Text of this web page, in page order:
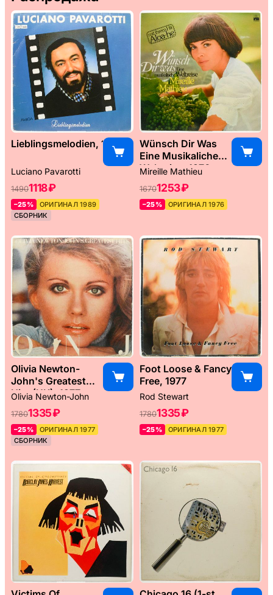
Lieblingsmelodien, 1989
Luciano Pavarotti
14901118 ₽
–25%
ОРИГИНАЛ 1989
СБОРНИК
Wünsch Dir Was
Eine Musikaliche
Weltreise, 1976
Mireille Mathieu
16701253 ₽
–25% ОРИГИНАЛ 1976
Olivia Newton-
John's Greatest
Hits (UK), 1977
Olivia Newton-John
17801335 ₽
–25%
ОРИГИНАЛ 1977
СБОРНИК
Foot Loose & Fancy
Free, 1977
Rod Stewart
17801335 ₽
–25% ОРИГИНАЛ 1977